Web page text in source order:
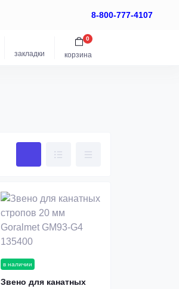
8-800-777-4107
закладки корзина
0
в наличии
Звено для канатных